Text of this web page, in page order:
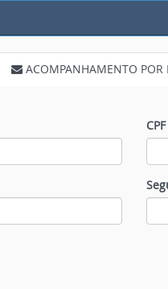
ACOMPANHAMENTO POR